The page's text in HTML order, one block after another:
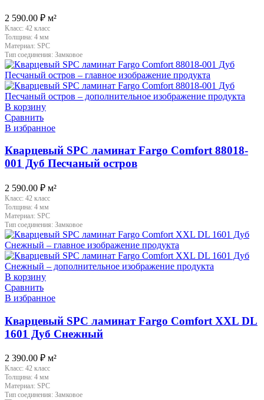
2 590.00 ₽ м²
Класс: 42 класс
Толщина: 4 мм
Материал: SPC
Тип соединения: Замковое
В корзину
Сравнить
В избранное
Кварцевый SPC ламинат Fargo Comfort 88018-
001 Дуб Песчаный остров
2 590.00 ₽ м²
Класс: 42 класс
Толщина: 4 мм
Материал: SPC
Тип соединения: Замковое
В корзину
Сравнить
В избранное
Кварцевый SPC ламинат Fargo Comfort XXL DL
1601 Дуб Снежный
2 390.00 ₽ м²
Класс: 42 класс
Толщина: 4 мм
Материал: SPC
Тип соединения: Замковое